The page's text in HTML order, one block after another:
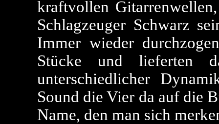
kraftvollen
Schlagzeuger Schwarz
Immer wieder
Stücke und lieferten
unterschiedlicher
Sound die Vier da auf die
Name, den man sich